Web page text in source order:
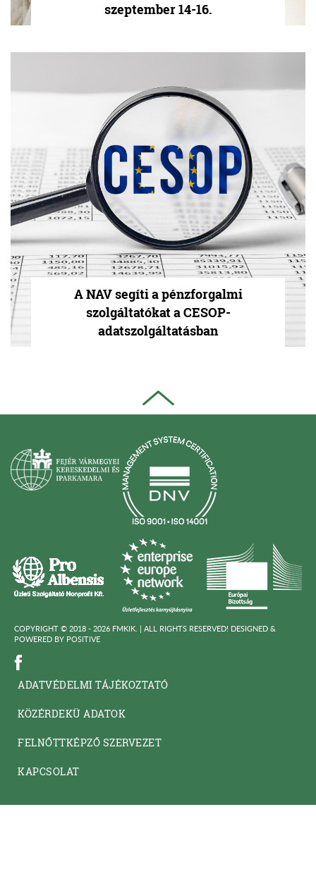
szeptember 14-16.
A NAV segíti a pénzforgalmi
szolgáltatókat a CESOP-
adatszolgáltatásban
COPYRIGHT © 2018 - 2026 FMKIK. | ALL RIGHTS RESERVED! DESIGNED &
POWERED BY POSITIVE
ADATVÉDELMI TÁJÉKOZTATÓ
KÖZÉRDEKÜ ADATOK
FELNŐTTKÉPZŐ SZERVEZET
KAPCSOLAT